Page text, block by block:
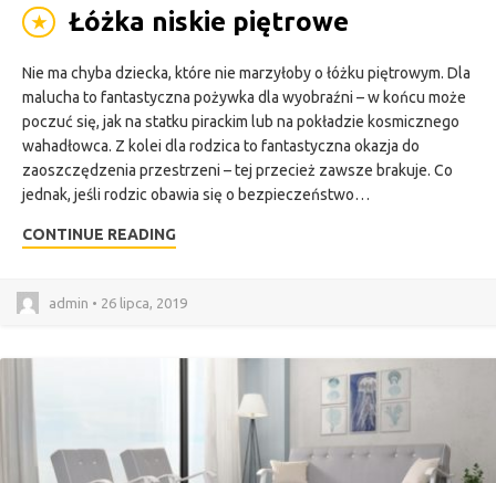
★ Łóżka niskie piętrowe
Nie ma chyba dziecka, które nie marzyłoby o łóżku piętrowym. Dla
malucha to fantastyczna pożywka dla wyobraźni – w końcu może
poczuć się, jak na statku pirackim lub na pokładzie kosmicznego
wahadłowca. Z kolei dla rodzica to fantastyczna okazja do
zaoszczędzenia przestrzeni – tej przecież zawsze brakuje. Co
jednak, jeśli rodzic obawia się o bezpieczeństwo…
CONTINUE READING
admin • 26 lipca, 2019